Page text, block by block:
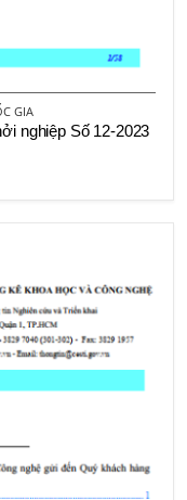
GIA
nghiệp Số 12-2023